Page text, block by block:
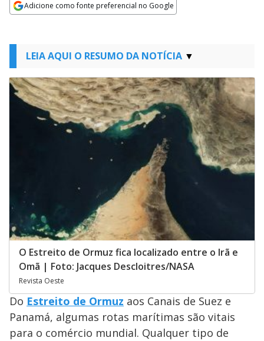
Adicione como fonte preferencial no Google
LEIA AQUI O RESUMO DA NOTÍCIA
O Estreito de Ormuz fica localizado entre o Irã e
Omã | Foto: Jacques Descloitres/NASA
Revista Oeste
Do Estreito de Ormuz aos Canais de Suez e
Panamá, algumas rotas marítimas são vitais
para o comércio mundial. Qualquer tipo de